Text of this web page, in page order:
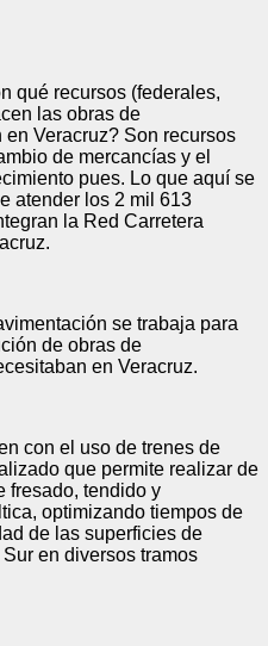
qué recursos (federales,
las obras de
Veracruz? Son recursos
de mercancías y el
pues. Lo que aquí se
atender los 2 mil 613
la Red Carretera
se trabaja para
de obras de
en Veracruz.
con el uso de trenes de
que permite realizar de
fresado, tendido y
optimizando tiempos de
de las superficies de
en diversos tramos